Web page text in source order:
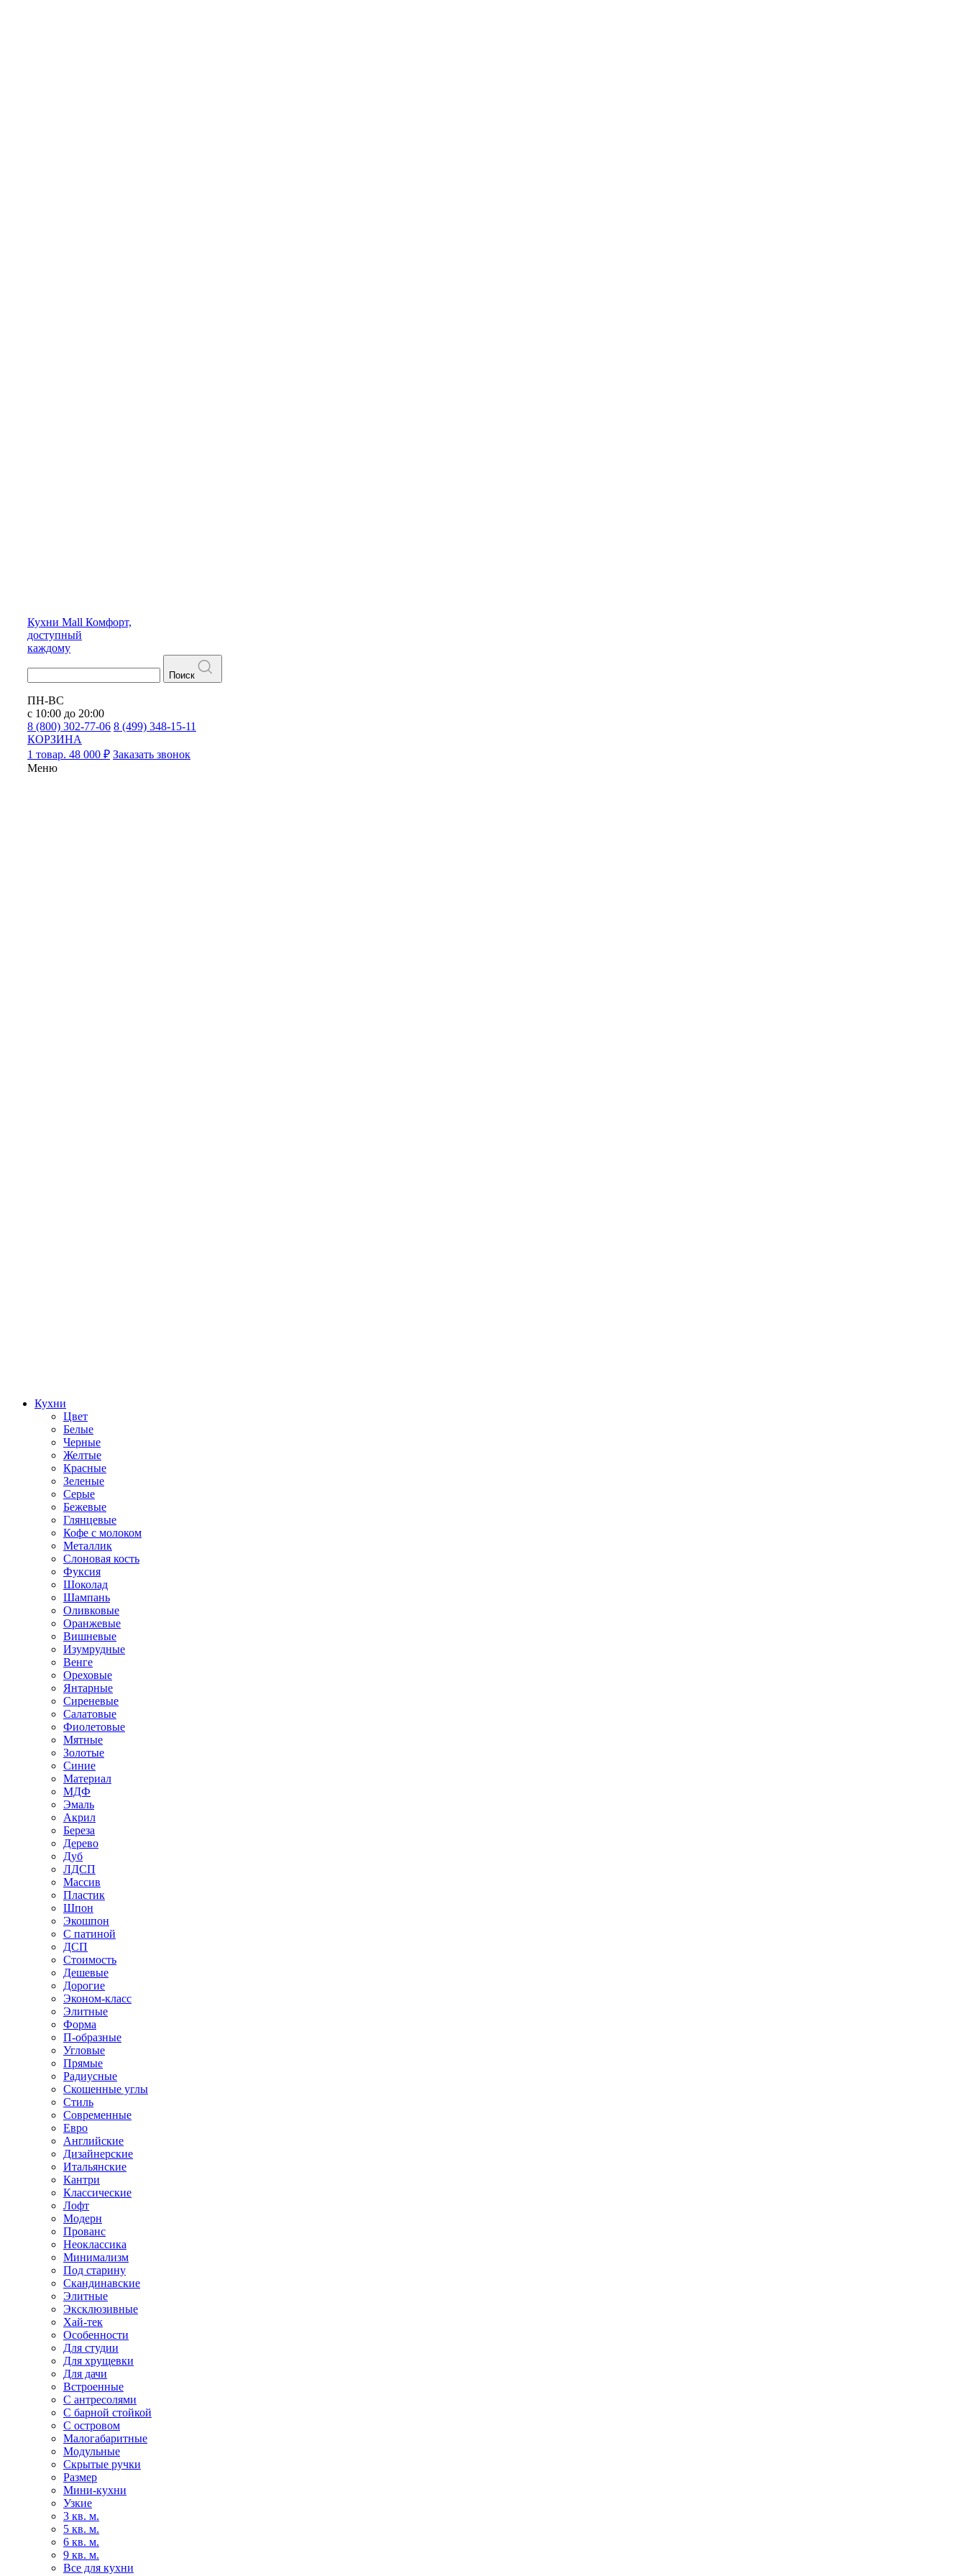
Кухни Mall Комфорт,
доступный
каждому
Поиск
ПН-ВС
с 10:00 до 20:00
8 (800) 302-77-06 8 (499) 348-15-11
КОРЗИНА
1 товар. 48 000 ₽ Заказать звонок
Меню
Кухни
Цвет
Белые
Черные
Желтые
Красные
Зеленые
Серые
Бежевые
Глянцевые
Кофе с молоком
Металлик
Слоновая кость
Фуксия
Шоколад
Шампань
Оливковые
Оранжевые
Вишневые
Изумрудные
Венге
Ореховые
Янтарные
Сиреневые
Салатовые
Фиолетовые
Мятные
Золотые
Синие
Материал
МДФ
Эмаль
Акрил
Береза
Дерево
Дуб
ЛДСП
Массив
Пластик
Шпон
Экошпон
С патиной
ДСП
Стоимость
Дешевые
Дорогие
Эконом-класс
Элитные
Форма
П-образные
Угловые
Прямые
Радиусные
Скошенные углы
Стиль
Современные
Евро
Английские
Дизайнерские
Итальянские
Кантри
Классические
Лофт
Модерн
Прованс
Неоклассика
Минимализм
Под старину
Скандинавские
Элитные
Эксклюзивные
Хай-тек
Особенности
Для студии
Для хрущевки
Для дачи
Встроенные
С антресолями
С барной стойкой
С островом
Малогабаритные
Модульные
Скрытые ручки
Размер
Мини-кухни
Узкие
3 кв. м.
5 кв. м.
6 кв. м.
9 кв. м.
Все для кухни